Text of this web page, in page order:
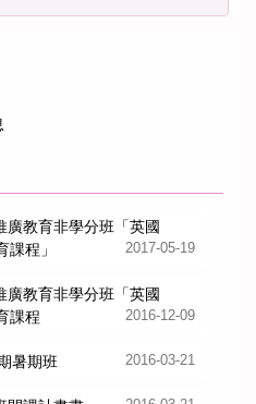
廣教育非學分班「英國
程」
2017-05-19
廣教育非學分班「英國
課程
2016-12-09
暑期班 2016-03-21